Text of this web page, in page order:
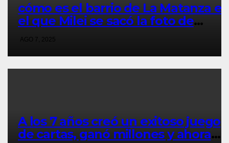
cómo es el barrio de La Matanza
el que Milei se sacó la foto de
lanzamiento de campaña en
AGO 7, 2025
A los 7 años creó un exitoso juego
de cartas, ganó millones y ahora